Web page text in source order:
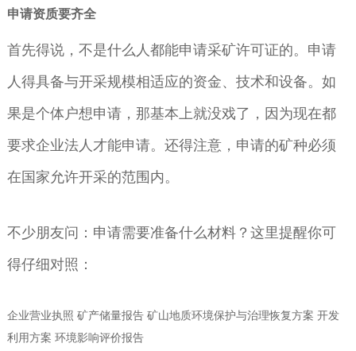
申请资质要齐全
首先得说，不是什么人都能申请采矿许可证的。申请
人得具备与开采规模相适应的资金、技术和设备。如
果是个体户想申请，那基本上就没戏了，因为现在都
要求企业法人才能申请。还得注意，申请的矿种必须
在国家允许开采的范围内。
不少朋友问：申请需要准备什么材料？这里提醒你可
得仔细对照：
企业营业执照 矿产储量报告 矿山地质环境保护与治理恢复方案 开发
利用方案 环境影响评价报告